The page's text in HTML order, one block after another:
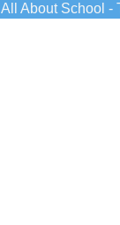
All About School -